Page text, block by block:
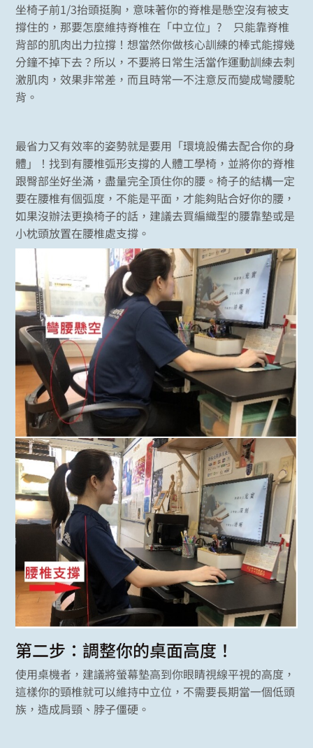
坐椅子前1/3抬頭挺胸，意味著你的脊椎是懸空沒有被支
撐住的，那要怎麼維持脊椎在「中立位」? 只能靠脊椎
背部的肌肉出力拉撐！想當然你做核心訓練的棒式能撐幾
分鐘不掉下去？所以，不要將日常生活當作運動訓練去刺
激肌肉，效果非常差，而且時常一不注意反而變成彎腰駝
背。
最省力又有效率的姿勢就是要用「環境設備去配合你的身
體」！找到有腰椎弧形支撐的人體工學椅，並將你的脊椎
跟臀部坐好坐滿，盡量完全頂住你的腰。椅子的結構一定
要在腰椎有個弧度，不能是平面，才能夠貼合好你的腰，
如果沒辦法更換椅子的話，建議去買編織型的腰靠墊或是
小枕頭放置在腰椎處支撐。
第二步：調整你的桌面高度！
使用桌機者，建議將螢幕墊高到你眼睛視線平視的高度，
這樣你的頸椎就可以維持中立位，不需要長期當一個低頭
族，造成肩頸、脖子僵硬。